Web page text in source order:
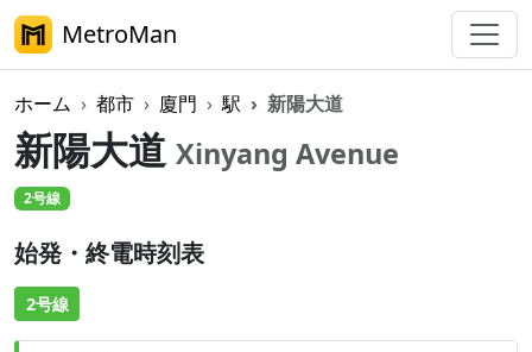
MetroMan
ホーム 都市 廈門 駅 新陽大道
新陽大道 Xinyang Avenue
2号線
始発・終電時刻表
2号線